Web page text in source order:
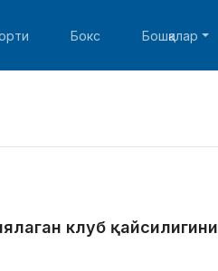
Бокс Бошқалар
клуб қайсилигини